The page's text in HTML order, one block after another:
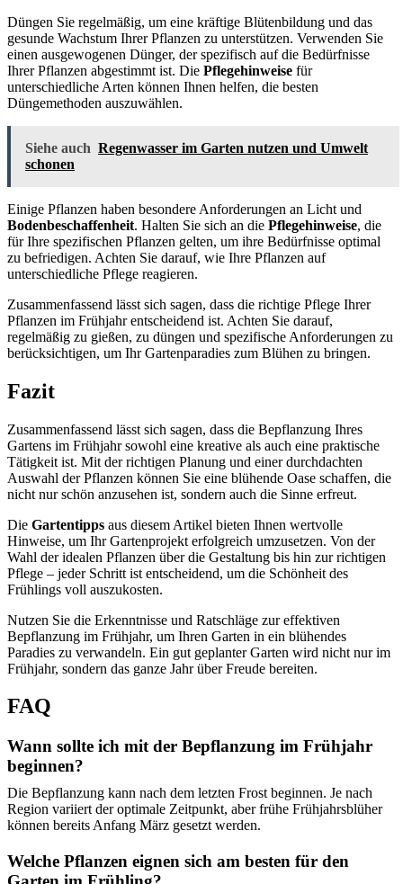
Düngen Sie regelmäßig, um eine kräftige Blütenbildung und das
gesunde Wachstum Ihrer Pflanzen zu unterstützen. Verwenden Sie
einen ausgewogenen Dünger, der spezifisch auf die Bedürfnisse
Ihrer Pflanzen abgestimmt ist. Die Pflegehinweise für
unterschiedliche Arten können Ihnen helfen, die besten
Düngemethoden auszuwählen.
Siehe auch Regenwasser im Garten nutzen und Umwelt
schonen
Einige Pflanzen haben besondere Anforderungen an Licht und
Bodenbeschaffenheit. Halten Sie sich an die Pflegehinweise, die
für Ihre spezifischen Pflanzen gelten, um ihre Bedürfnisse optimal
zu befriedigen. Achten Sie darauf, wie Ihre Pflanzen auf
unterschiedliche Pflege reagieren.
Zusammenfassend lässt sich sagen, dass die richtige Pflege Ihrer
Pflanzen im Frühjahr entscheidend ist. Achten Sie darauf,
regelmäßig zu gießen, zu düngen und spezifische Anforderungen zu
berücksichtigen, um Ihr Gartenparadies zum Blühen zu bringen.
Fazit
Zusammenfassend lässt sich sagen, dass die Bepflanzung Ihres
Gartens im Frühjahr sowohl eine kreative als auch eine praktische
Tätigkeit ist. Mit der richtigen Planung und einer durchdachten
Auswahl der Pflanzen können Sie eine blühende Oase schaffen, die
nicht nur schön anzusehen ist, sondern auch die Sinne erfreut.
Die Gartentipps aus diesem Artikel bieten Ihnen wertvolle
Hinweise, um Ihr Gartenprojekt erfolgreich umzusetzen. Von der
Wahl der idealen Pflanzen über die Gestaltung bis hin zur richtigen
Pflege – jeder Schritt ist entscheidend, um die Schönheit des
Frühlings voll auszukosten.
Nutzen Sie die Erkenntnisse und Ratschläge zur effektiven
Bepflanzung im Frühjahr, um Ihren Garten in ein blühendes
Paradies zu verwandeln. Ein gut geplanter Garten wird nicht nur im
Frühjahr, sondern das ganze Jahr über Freude bereiten.
FAQ
Wann sollte ich mit der Bepflanzung im Frühjahr
beginnen?
Die Bepflanzung kann nach dem letzten Frost beginnen. Je nach
Region variiert der optimale Zeitpunkt, aber frühe Frühjahrsblüher
können bereits Anfang März gesetzt werden.
Welche Pflanzen eignen sich am besten für den